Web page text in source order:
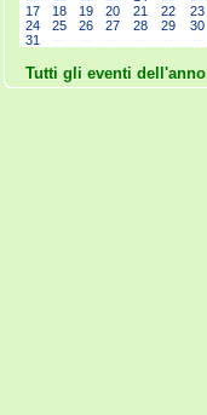
17
18 19 20 21 22
23
24
25 26 27 28 29
30
31
Tutti gli eventi dell'anno